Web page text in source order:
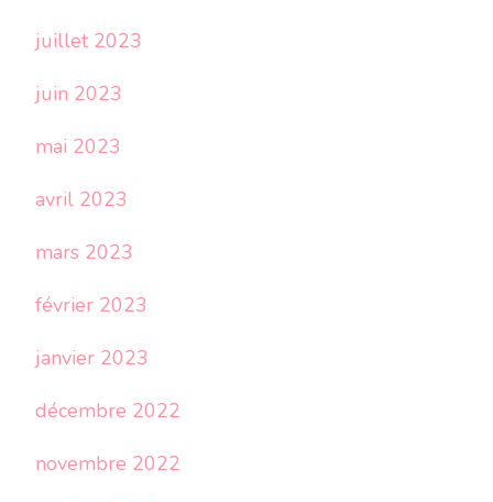
juillet 2023
juin 2023
mai 2023
avril 2023
mars 2023
février 2023
janvier 2023
décembre 2022
novembre 2022